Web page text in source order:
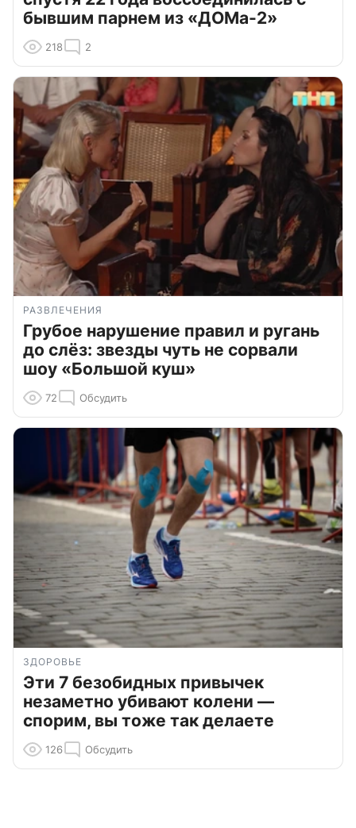
бывшим парнем из «ДОМа-2»
218 2
РАЗВЛЕЧЕНИЯ
Грубое нарушение правил и ругань
до слёз: звезды чуть не сорвали
шоу «Большой куш»
72 Обсудить
ЗДОРОВЬЕ
Эти 7 безобидных привычек
незаметно убивают колени —
спорим, вы тоже так делаете
126 Обсудить